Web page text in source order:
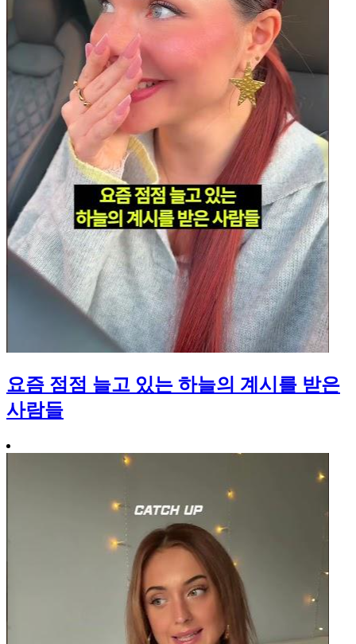
요즘 점점 늘고 있는 하늘의 계시를 받은
사람들